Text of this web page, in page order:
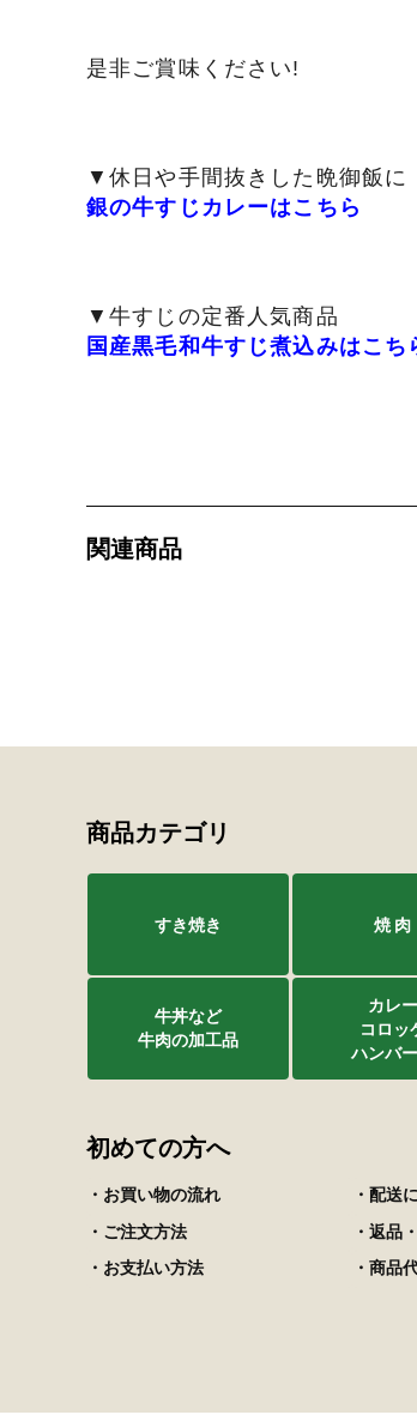
是非ご賞味ください!
▼休日や手間抜きした晩御飯に
銀の牛すじカレーはこちら
▼牛すじの定番人気商品
国産黒毛和牛すじ煮込みはこち
関連商品
商品カテゴリ
すき焼き 焼 肉
牛丼など
牛肉の加工品
カレー
コロッ
ハンバ
初めての方へ
・お買い物の流れ
・配送
・ご注文方法
・返品
・お支払い方法
・商品